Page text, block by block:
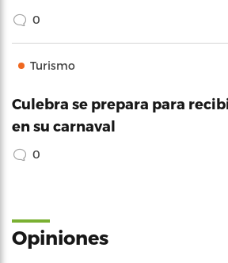
0
Turismo
Culebra se prepara para
en su carnaval
0
Opiniones